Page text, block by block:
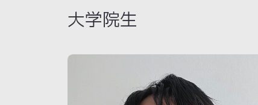
大学院生